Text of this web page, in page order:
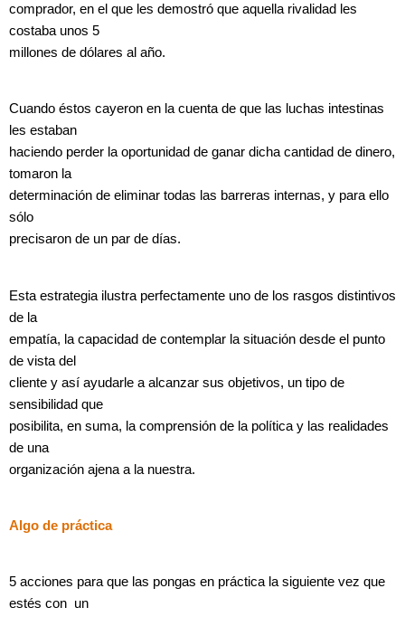
comprador, en el que les demostró que aquella rivalidad les
costaba unos 5
millones de dólares al año.
Cuando éstos cayeron en la cuenta de que las luchas intestinas
les estaban
haciendo perder la oportunidad de ganar dicha cantidad de dinero,
tomaron la
determinación de eliminar todas las barreras internas, y para ello
sólo
precisaron de un par de días.
Esta estrategia ilustra perfectamente uno de los rasgos distintivos
de la
empatía, la capacidad de contemplar la situación desde el punto
de vista del
cliente y así ayudarle a alcanzar sus objetivos, un tipo de
sensibilidad que
posibilita, en suma, la comprensión de la política y las realidades
de una
organización ajena a la nuestra.
Algo de práctica
5 acciones para que las pongas en práctica la siguiente vez que
estés con un